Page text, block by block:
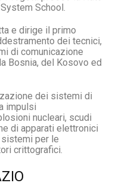
School.
e dirige il primo
dei tecnici,
di comunicazione
Bosnia, del Kosovo ed
dei sistemi di
impulsi
nucleari, scudi
di apparati elettronici
per le
crittografici.